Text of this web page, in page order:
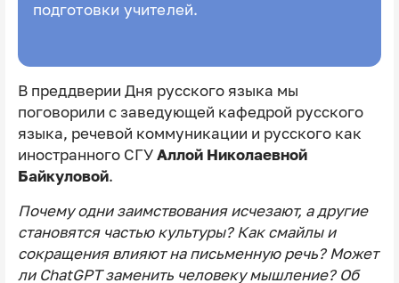
подготовки учителей.
В преддверии Дня русского языка мы
поговорили с заведующей кафедрой русского
языка, речевой коммуникации и русского как
иностранного СГУ Аллой Николаевной
Байкуловой.
Почему одни заимствования исчезают, а другие
становятся частью культуры? Как смайлы и
сокращения влияют на письменную речь? Может
ли ChatGPT заменить человеку мышление? Об